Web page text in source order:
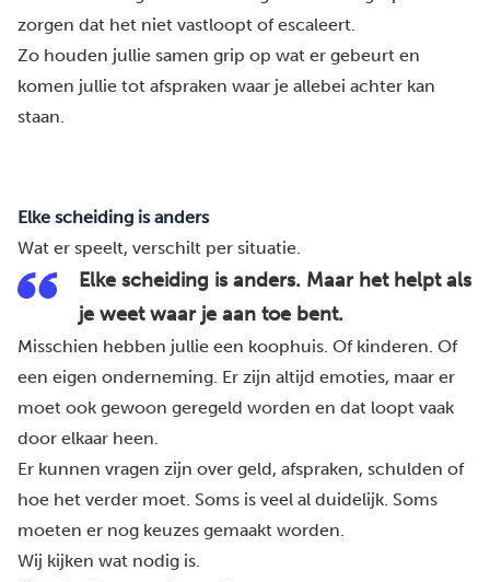
zorgen dat het niet vastloopt of escaleert.
Zo houden jullie samen grip op wat er gebeurt en
komen jullie tot afspraken waar je allebei achter kan
staan.
Elke scheiding is anders
Wat er speelt, verschilt per situatie.
Elke scheiding is anders. Maar het helpt als
je weet waar je aan toe bent.
Misschien hebben jullie een koophuis. Of kinderen. Of
een eigen onderneming. Er zijn altijd emoties, maar er
moet ook gewoon geregeld worden en dat loopt vaak
door elkaar heen.
Er kunnen vragen zijn over geld, afspraken, schulden of
hoe het verder moet. Soms is veel al duidelijk. Soms
moeten er nog keuzes gemaakt worden.
Wij kijken wat nodig is.